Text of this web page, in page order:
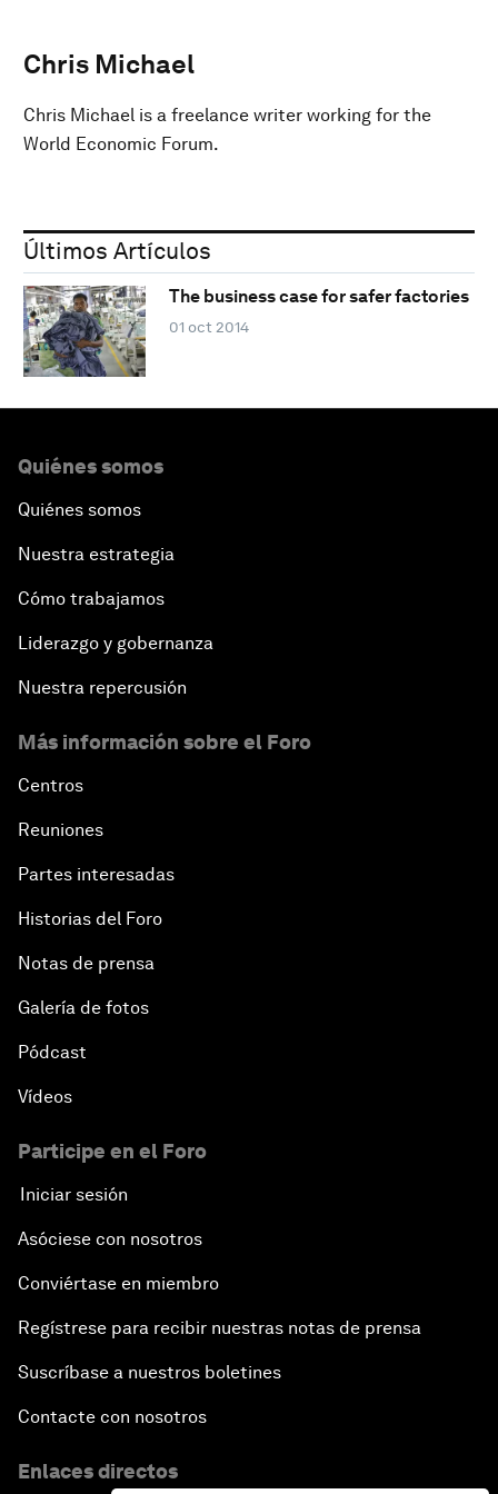
Chris Michael
Chris Michael is a freelance writer working for the
World Economic Forum.
Últimos Artículos
The business case for safer factories
01 oct 2014
Quiénes somos
Quiénes somos
Nuestra estrategia
Cómo trabajamos
Liderazgo y gobernanza
Nuestra repercusión
Más información sobre el Foro
Centros
Reuniones
Partes interesadas
Historias del Foro
Notas de prensa
Galería de fotos
Pódcast
Vídeos
Participe en el Foro
Iniciar sesión
Asóciese con nosotros
Conviértase en miembro
Regístrese para recibir nuestras notas de prensa
Suscríbase a nuestros boletines
Contacte con nosotros
Enlaces directos